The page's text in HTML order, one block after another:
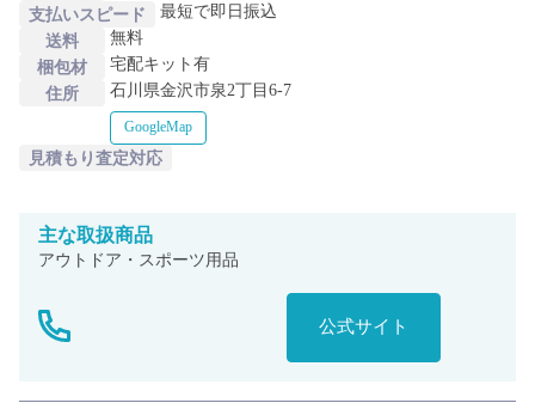
支払いスピード
最短で即日振込
送料
無料
梱包材
宅配キット有
住所
石川県金沢市泉2丁目6-7
GoogleMap
見積もり査定対応
主な取扱商品
アウトドア・スポーツ用品
公式サイト